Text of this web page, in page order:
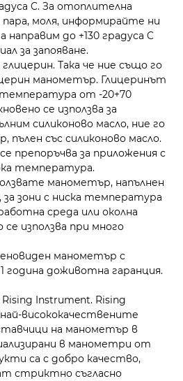
C. За отоплителна
моля, информирайте ни
направим до +130 градуса C
за запояване.
Така че ние също го
манометър. Глицеринът
от -20+70
се използва за
силиконово масло, ние го
пълен със силиконово масло.
препоръчва за приложения с
температура.
манометър, напълнен
за зони с ниска температура
среда или околна
използва при много
манометър с
година доживотна гаранция.
Instrument. Rising
висококачествените
на манометър в
в манометри от
са с добро качество,
стриктно съгласно